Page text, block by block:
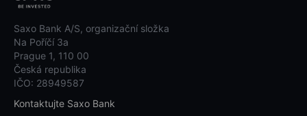
Saxo Bank A/S, organizační složka
Na Poříčí 3a
Prague 1, 110 00
Česká republika
IČO: 28949587
Kontaktujte Saxo Bank